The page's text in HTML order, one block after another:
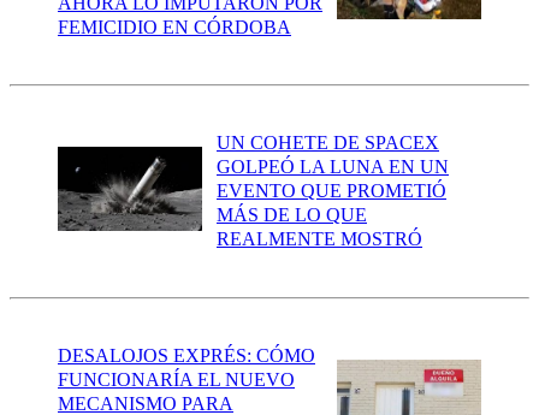
FEMICIDIO EN CÓRDOBA
UN COHETE DE SPACEX
GOLPEÓ LA LUNA EN UN
EVENTO QUE PROMETIÓ
MÁS DE LO QUE
REALMENTE MOSTRÓ
DESALOJOS EXPRÉS: CÓMO
FUNCIONARÍA EL NUEVO
MECANISMO PARA